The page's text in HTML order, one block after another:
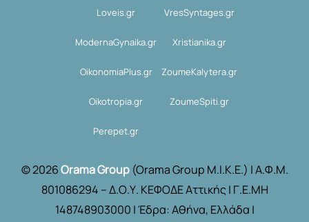
Loveis.gr VresSyntages.gr
ModernaGynaika.gr Xristianika.gr
OikonomiaPlus.gr ZoumeKalytera.gr
Oikotropia.gr ZoumeSpiti.gr
Perepet.gr
© 2026Orama Group(Orama Group Μ.Ι.Κ.Ε.) | Α.Φ.Μ.
801086294 – Δ.Ο.Υ. ΚΕΦΟΔΕ Αττικής | Γ.Ε.ΜΗ
148748903000 | Έδρα: Αθήνα, Ελλάδα |